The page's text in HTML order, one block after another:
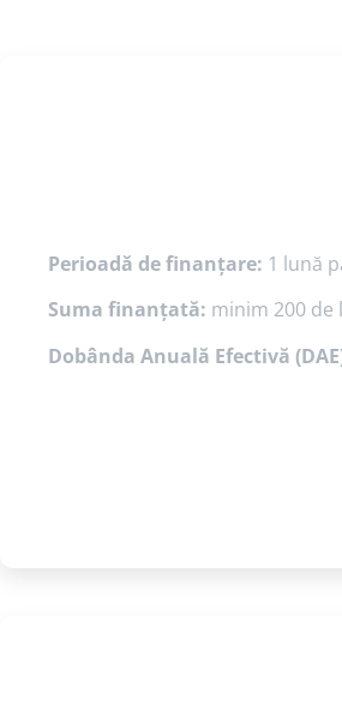
Perioadă de finanțare: 1 lună
Suma finanțată: minim 200 de
Dobânda Anuală Efectivă